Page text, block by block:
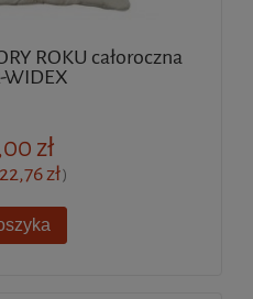
ROKU całoroczna
WIDEX
zł
zł)